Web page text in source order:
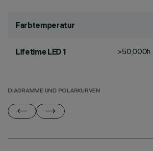
Farbtemperatur
Lifetime LED 1
>50,000h
DIAGRAMME UND POLARKURVEN